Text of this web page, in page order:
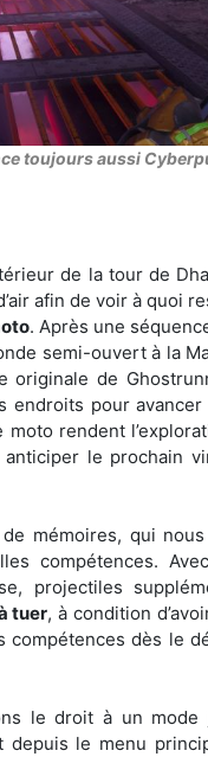
toujours aussi
de la tour de
afin de voir à quoi
. Après une
semi-ouvert à la
originale de
pour
rendent
le prochain
mémoires, qui
compétences.
projectiles
tuer, à condition
compétences dès le
le droit à un mode
depuis le menu